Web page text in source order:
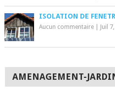
ISOLATION DE
Aucun commentaire| Juil
AMENAGEMENT-